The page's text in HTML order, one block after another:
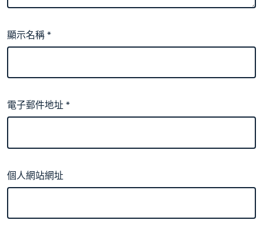
顯示名稱*
電子郵件地址*
個人網站網址